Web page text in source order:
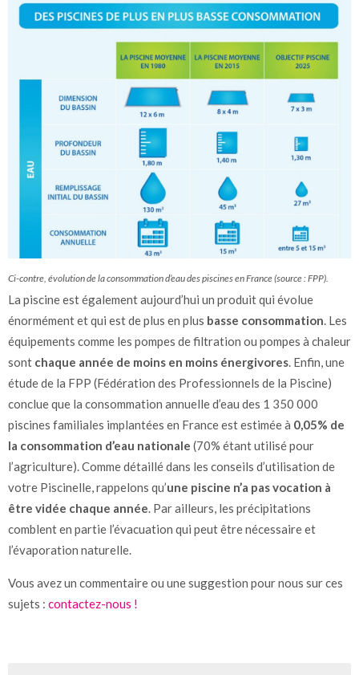
Ci-contre, évolution de la consommation d’eau des piscines en France (source : FPP).
La piscine est également aujourd’hui un produit qui évolue
énormément et qui est de plus en plus basse consommation . Les
équipements comme les pompes de filtration ou pompes à chaleur
sont chaque année de moins en moins énergivores . Enfin, une
étude de la FPP (Fédération des Professionnels de la Piscine)
conclue que la consommation annuelle d’eau des 1 350 000
piscines familiales implantées en France est estimée à 0,05% de
la consommation d’eau nationale (70% étant utilisé pour
l’agriculture). Comme détaillé dans les conseils d’utilisation de
votre Piscinelle, rappelons qu’une piscine n’a pas vocation à
être vidée chaque année . Par ailleurs, les précipitations
comblent en partie l’évacuation qui peut être nécessaire et
l’évaporation naturelle.
Vous avez un commentaire ou une suggestion pour nous sur ces
sujets : contactez-nous !